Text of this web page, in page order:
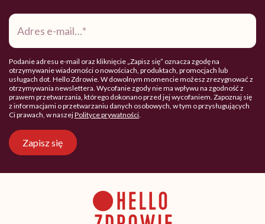
Adres
mail*
Podanie adresu e-mail oraz kliknięcie „Zapisz się” oznacza zgodę na
otrzymywanie wiadomości o nowościach, produktach, promocjach lub
usługach dot. Hello Zdrowie. W dowolnym momencie możesz zrezygnować z
otrzymywania newslettera. Wycofanie zgody nie ma wpływu na zgodność z
prawem przetwarzania, którego dokonano przed jej wycofaniem. Zapoznaj się
z informacjami o przetwarzaniu danych osobowych, w tym o przysługujących
Ci prawach, w naszejPolityce prywatności.
Zapisz się